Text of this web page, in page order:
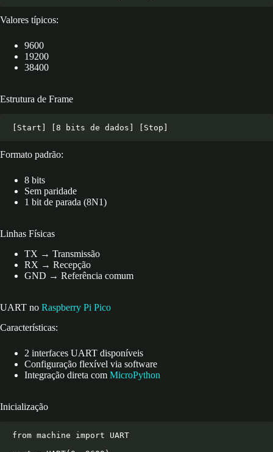
Boas Práticas
Arquitetura de Sistema Real
Integração com Outros Blocos
Valores típicos:
9600
19200
38400
Estrutura de Frame
Formato padrão:
8 bits
Sem paridade
1 bit de parada (8N1)
Linhas Físicas
TX → Transmissão
RX → Recepção
GND → Referência comum
UART no Raspberry Pi Pico
Características:
2 interfaces UART disponíveis
Configuração flexível via software
Integração direta com MicroPython
Inicialização
from machine import UART